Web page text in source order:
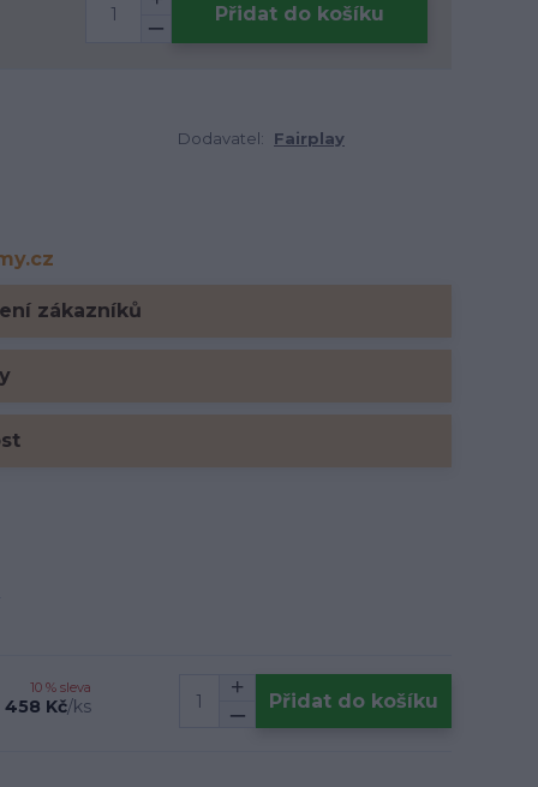
Přidat do košíku
Dodavatel:
Fairplay
zákazníků
10 % sleva
458 Kč/ks Přidat do košíku